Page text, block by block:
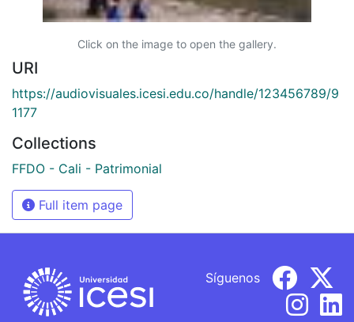
Click on the image to open the gallery.
URI
https://audiovisuales.icesi.edu.co/handle/123456789/9
1177
Collections
FFDO - Cali - Patrimonial
Full item page
Síguenos